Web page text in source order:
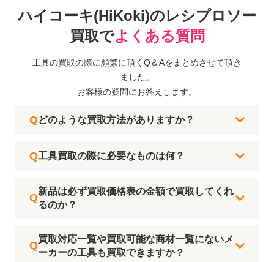
ハイコーキ(HiKoki)のレシプロソー
買取でよくある質問
工具の買取の際に頻繁に頂くQ＆Aをまとめさせて頂き
ました。
お客様の疑問にお答えします。
どのような買取方法がありますか？
工具買取の際に必要なものは何？
新品は必ず買取価格表の金額で買取してくれ
るのか？
買取対応一覧や買取可能な商材一覧にないメ
ーカーの工具も買取できますか？